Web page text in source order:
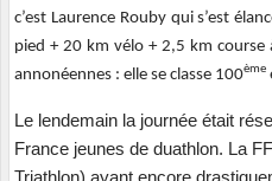
c’est Laurence Rouby qui s’est
pied + 20 km vélo + 2,5 km
annonéennes : elle se classe 100ème
Le lendemain la journée était
France jeunes de duathlon. La
Triathlon) ayant encore